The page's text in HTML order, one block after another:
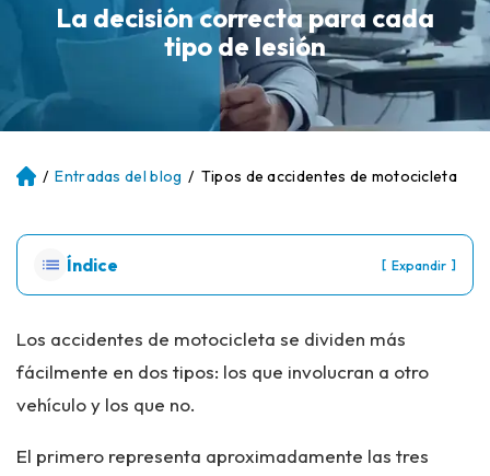
La decisión correcta para cada
tipo de lesión
Ini / Entradas del blog / Tipos de accidentes de motocicleta
Índice [ Expandir ]
Los accidentes de motocicleta se dividen más
fácilmente en dos tipos: los que involucran a otro
vehículo y los que no.
El primero representa aproximadamente las tres